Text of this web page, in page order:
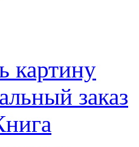
картину
заказ